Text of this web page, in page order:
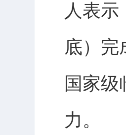
人表
底）完
国家
力。